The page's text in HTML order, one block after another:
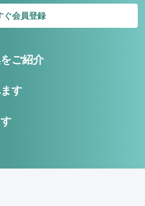
ぐ会員登録
ご紹介
す